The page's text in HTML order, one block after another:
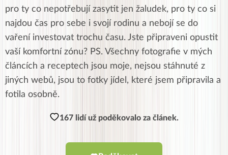
pro ty co nepotřebují zasytit jen žaludek, pro ty co si
najdou čas pro sebe i svojí rodinu a nebojí se do
vaření investovat trochu času. Jste připraveni opustit
vaší komfortní zónu? PS. Všechny fotografie v mých
článcích a receptech jsou moje, nejsou stáhnuté z
jiných webů, jsou to fotky jídel, které jsem připravila a
fotila osobně.
167 lidí už poděkovalo za článek.